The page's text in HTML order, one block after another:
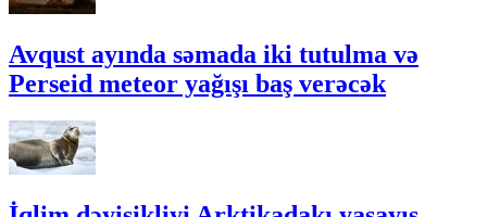
Avqust ayında səmada iki tutulma və
Perseid meteor yağışı baş verəcək